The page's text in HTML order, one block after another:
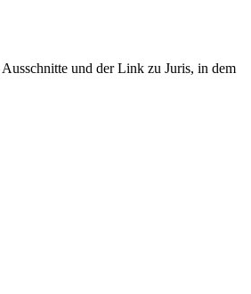
und der Link zu Juris, in dem